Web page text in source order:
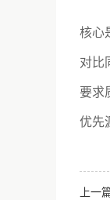
核心
对比
要求
优先
上一